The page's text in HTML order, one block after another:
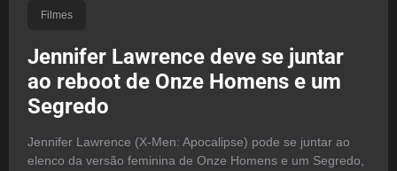
Filmes
Jennifer Lawrence deve se juntar
ao reboot de Onze Homens e um
Segredo
Jennifer Lawrence (X-Men: Apocalipse) pode se juntar ao
elenco da versão feminina de Onze Homens e um Segredo,